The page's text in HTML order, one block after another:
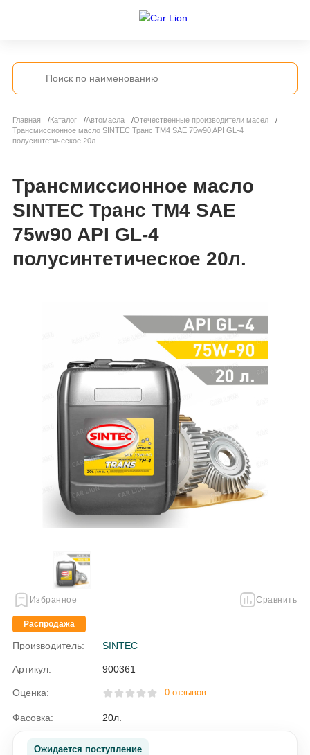
Главная Каталог Автомасла
Отечественные производители масел
Трансмиссионное масло SINTEC Транс ТМ4 SAE 75w90 API GL-4
полусинтетическое 20л.
Трансмиссионное масло
SINTEC Транс ТМ4 SAE
75w90 API GL-4
полусинтетическое 20л.
Избранное Сравнить
Распродажа
Производитель: SINTEC
Артикул: 900361
Оценка: 0 отзывов
Фасовка: 20л.
Ожидается поступление